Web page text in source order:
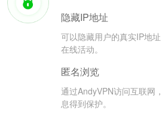
隐藏IP地址
可以隐藏用户的真实IP地
在线活动。
匿名浏览
通过AndyVPN访问互联网
息得到保护。